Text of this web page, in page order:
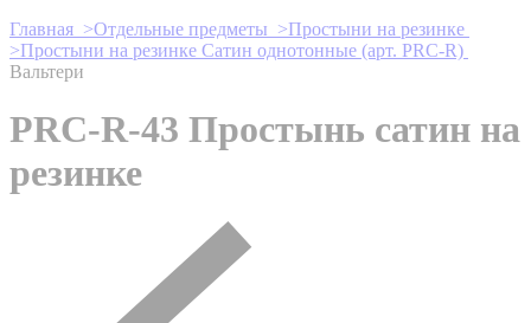
Главная >Отдельные предметы >Простыни на резинке
>Простыни на резинке Сатин однотонные (арт. PRC-R)
Вальтери
PRC-R-43 Простынь сатин на
резинке